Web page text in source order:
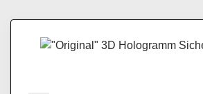
Bildergalerie überspringen